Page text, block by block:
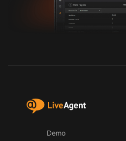
Demo